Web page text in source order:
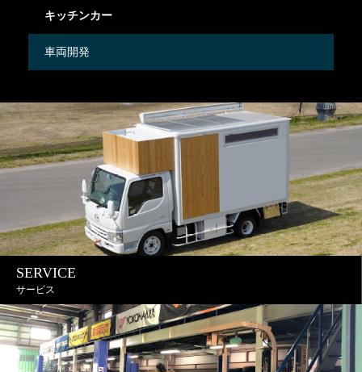
サロンカーの製作
車両開発
SERVICE
サービス